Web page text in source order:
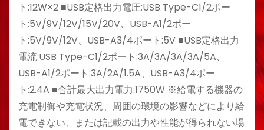
ト:12W×2 ■USB定格出力電圧:USB Type-C1/2ポー
ト:5V/9V/12V/15V/20V、USB-A1/2ポー
ト:5V/9V/12V、USB-A3/4ポート:5V ■USB定格出力
電流:USB Type-C1/2ポート:3A/3A/3A/3A/5A、
USB-A1/2ポート:3A/2A/1.5A、USB-A3/4ポー
ト:2.4A ■合計最大出力電力:1750W ※給電する機器の
充電制御や充電状況、周囲の環境の影響などにより給
電できない、または記載の出力や性能が得られない場